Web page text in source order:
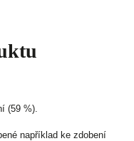
(59 %).
například ke zdobení